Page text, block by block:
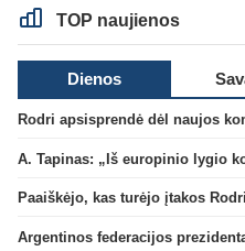
TOP naujienos
Dienos
Rodri apsisprendė dėl naujos